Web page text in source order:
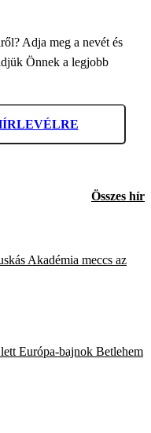
Adja meg a nevét és
Önnek a legjobb
Összes hír
Akadémia meccs az
Európa-bajnok Betlehem